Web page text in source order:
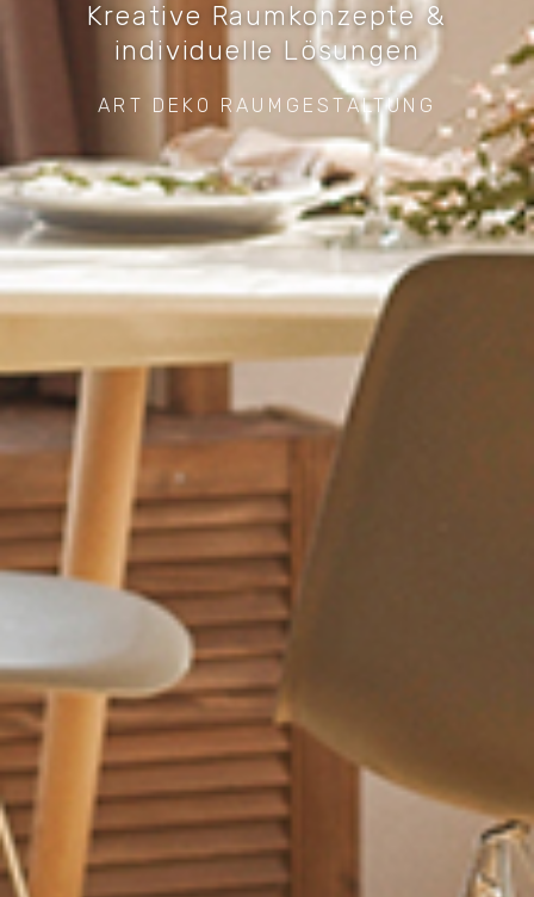
Kreative Raumkonzepte &
individuelle Lösungen
ART DEKO RAUMGESTALTUNG